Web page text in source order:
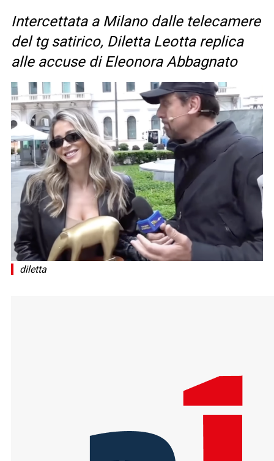
Intercettata a Milano dalle telecamere
del tg satirico, Diletta Leotta replica
alle accuse di Eleonora Abbagnato
diletta